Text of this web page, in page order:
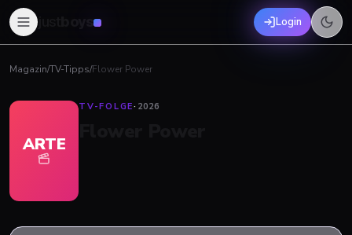
boys Login
Magazin/TV-Tipps/Flower Power
ARTE
TV-FOLGE· 2026